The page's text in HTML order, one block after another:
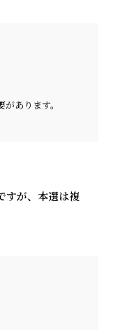
あります。
すが、本選は複